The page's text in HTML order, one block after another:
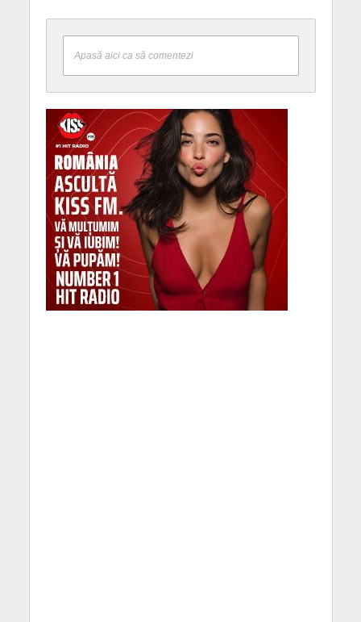
Apasă aici ca să comentezi